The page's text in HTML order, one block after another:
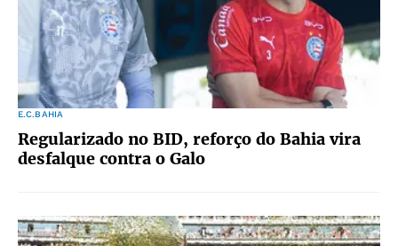
E.C.BAHIA
Regularizado no BID, reforço do Bahia vira
desfalque contra o Galo